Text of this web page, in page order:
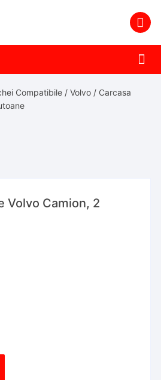
Compatibile /Volvo / Carcasa
Volvo Camion, 2